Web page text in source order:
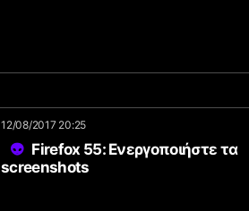
12/08/2017 20:25
Firefox 55: Ενεργοποιήστε τα
screenshots